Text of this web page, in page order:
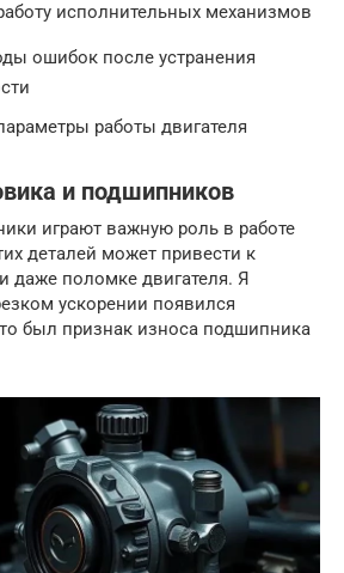
исполнительных механизмов
ошибок после устранения
работы двигателя
и подшипников
играют важную роль в работе
деталей может привести к
даже поломке двигателя. Я
ускорении появился
был признак износа подшипника